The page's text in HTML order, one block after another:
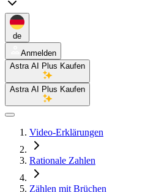
de
Anmelden
Astra AI Plus Kaufen
Astra AI Plus Kaufen
Video-Erklärungen
Rationale Zahlen
Zählen mit Brüchen